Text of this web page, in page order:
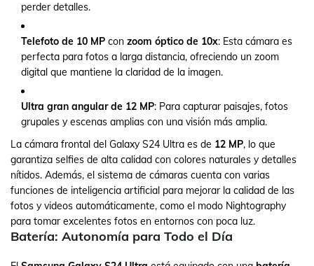
perder detalles.
Telefoto de 10 MP con zoom óptico de 10x: Esta cámara es
perfecta para fotos a larga distancia, ofreciendo un zoom
digital que mantiene la claridad de la imagen.
Ultra gran angular de 12 MP: Para capturar paisajes, fotos
grupales y escenas amplias con una visión más amplia.
La cámara frontal del Galaxy S24 Ultra es de 12 MP, lo que
garantiza selfies de alta calidad con colores naturales y detalles
nítidos. Además, el sistema de cámaras cuenta con varias
funciones de inteligencia artificial para mejorar la calidad de las
fotos y videos automáticamente, como el modo Nightography
para tomar excelentes fotos en entornos con poca luz.
Batería: Autonomía para Todo el Día